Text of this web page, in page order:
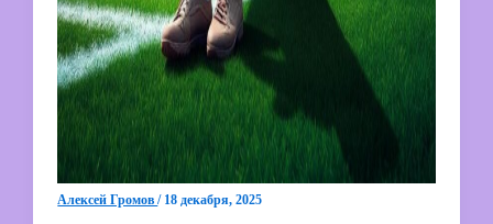
Алексей Громов/ 18 декабря, 2025